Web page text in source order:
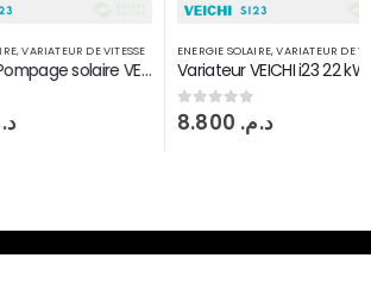
DE VITESSE
Variateur Pompage solaire VEICHI i23 4 kW 3PH
ENERGIE SOLAIRE,VARIATEUR DE VITESSE
Variateur VEICHI i23 22 kW; Entrée DC MPPT sortie 3PH380V
د.م.8.800